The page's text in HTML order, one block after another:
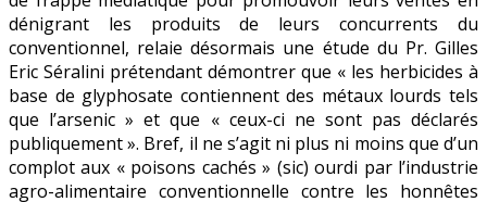
la
poutre
du
« bio »
?
dénigrant les produits de leurs concurrents du
conventionnel, relaie désormais une étude du Pr. Gilles
Eric Séralini prétendant démontrer que « les herbicides à
base de glyphosate contiennent des métaux lourds tels
que l’arsenic » et que « ceux-ci ne sont pas déclarés
publiquement ». Bref, il ne s’agit ni plus ni moins que d’un
complot aux « poisons cachés » (sic) ourdi par l’industrie
agro-alimentaire conventionnelle contre les honnêtes